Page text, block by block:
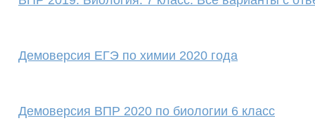
Демоверсия ЕГЭ по химии 2020 года
Демоверсия ВПР 2020 по биологии 6 класс